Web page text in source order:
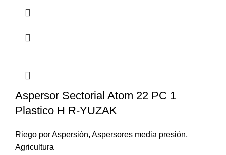
Aspersor Sectorial Atom 22 PC 1
Plastico H R-YUZAK
Riego por Aspersión, Aspersores media presión,
Agricultura